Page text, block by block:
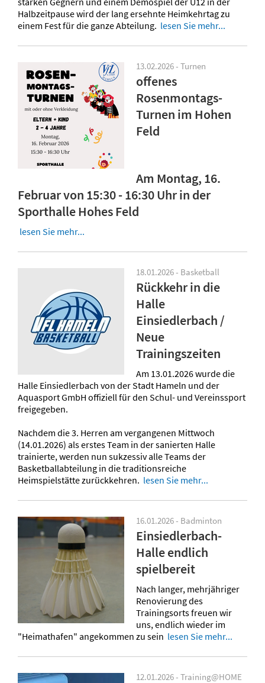
Halbzeitpause wird der lang ersehnte Heimkehrtag zu
einem Fest für die ganze Abteilung. lesen Sie mehr...
13.02.2026 - Turnen
offenes
Rosenmontags-
Turnen im Hohen
Feld
Am Montag, 16.
Februar von 15:30 - 16:30 Uhr in der
Sporthalle Hohes Feld
lesen Sie mehr...
18.01.2026 - Basketball
Rückkehr in die
Halle
Einsiedlerbach /
Neue
Trainingszeiten
Am 13.01.2026 wurde die
Halle Einsiedlerbach von der Stadt Hameln und der
Aquasport GmbH offiziell für den Schul- und Vereinssport
freigegeben.
Nachdem die 3. Herren am vergangenen Mittwoch
(14.01.2026) als erstes Team in der sanierten Halle
trainierte, werden nun sukzessiv alle Teams der
Basketballabteilung in die traditionsreiche
Heimspielstätte zurückkehren. lesen Sie mehr...
16.01.2026 - Badminton
Einsiedlerbach-
Halle endlich
spielbereit
Nach langer, mehrjähriger
Renovierung des
Trainingsorts freuen wir
uns, endlich wieder im
"Heimathafen" angekommen zu sein lesen Sie mehr...
12.01.2026 - Training@HOME